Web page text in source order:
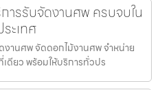
ารรับจัดงานศพ ครบจบใน
ะเทศ
านศพ จัดดอกไม้งานศพ จำหน่าย
ดียว พร้อมให้บริการทั่วปร